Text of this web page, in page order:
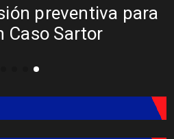
preventiva para
Caso Sartor